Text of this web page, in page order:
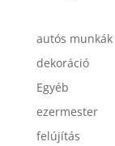
autós munkák
dekoráció
Egyéb
ezermester
felújítás